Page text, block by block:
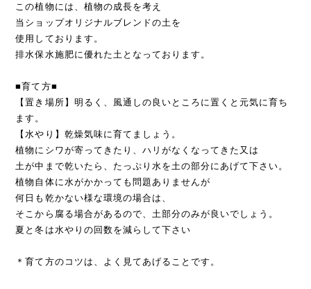
この植物には、植物の成長を考え
当ショップオリジナルブレンドの土を
使用しております。
排水保水施肥に優れた土となっております。
■育て方■
【置き場所】明るく、風通しの良いところに置くと元気に育ち
ます。
【水やり】乾燥気味に育てましょう。
植物にシワが寄ってきたり、ハリがなくなってきた又は
土が中まで乾いたら、たっぷり水を土の部分にあげて下さい。
植物自体に水がかかっても問題ありませんが
何日も乾かない様な環境の場合は、
そこから腐る場合があるので、土部分のみが良いでしょう。
夏と冬は水やりの回数を減らして下さい
＊育て方のコツは、よく見てあげることです。